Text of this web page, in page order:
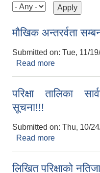
मौखिक अन्तरर्वता
Submitted on: Tue, 11/
Read more
परिक्षा तालिका
सूचना!!!
Submitted on: Thu, 10/
Read more
लिखित परिक्षाको